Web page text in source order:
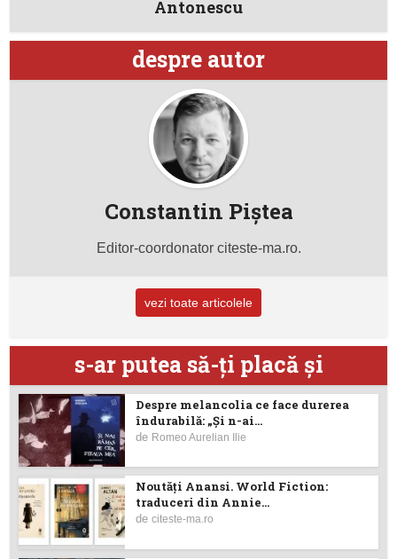
Antonescu
despre autor
Constantin Piştea
Editor-coordonator citeste-ma.ro.
vezi toate articolele
s-ar putea să-ţi placă şi
Despre melancolia ce face durerea
îndurabilă: „Și n-ai...
de Romeo Aurelian Ilie
Noutăţi Anansi. World Fiction:
traduceri din Annie...
deciteste-ma.ro